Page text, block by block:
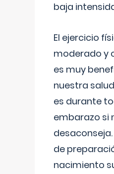
baja
El ejercicio
moderado y
es muy
nuestra
es durante
embarazo si
de
nacimiento